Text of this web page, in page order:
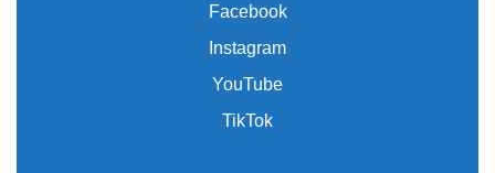
Facebook
Instagram
YouTube
TikTok